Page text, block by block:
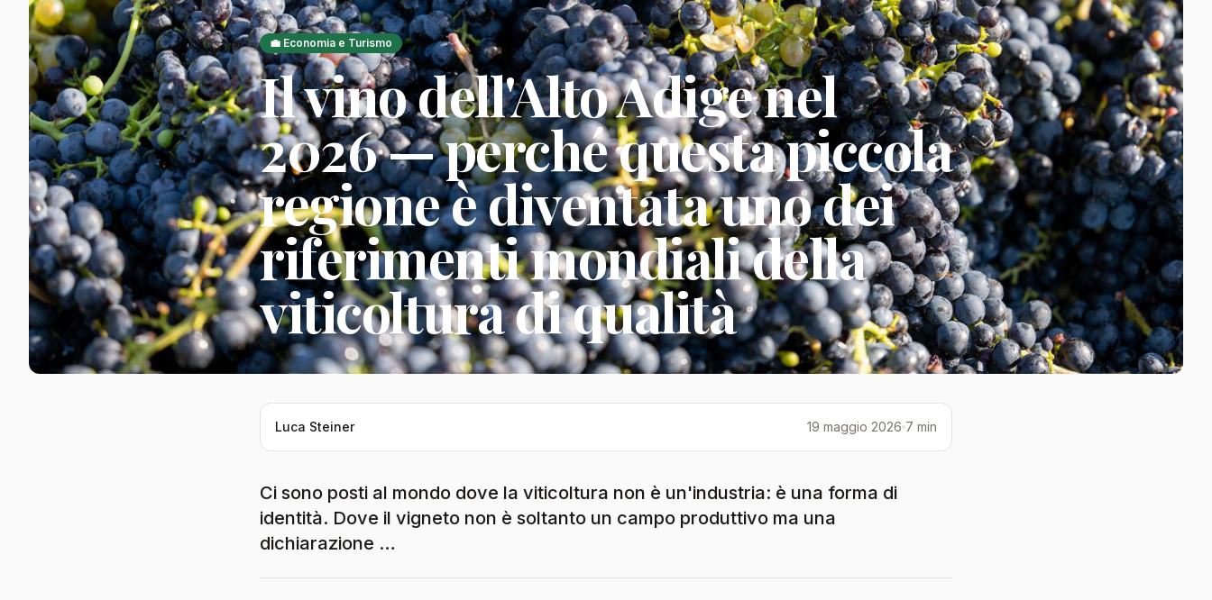
💼 Economia e Turismo
Il vino dell'Alto Adige nel
2026 — perché questa piccola
regione è diventata uno dei
riferimenti mondiali della
viticoltura di qualità
Luca Steiner 19 maggio 2026 7 min
Ci sono posti al mondo dove la viticoltura non è un'industria: è una forma di
identità. Dove il vigneto non è soltanto un campo produttivo ma una
dichiarazione …